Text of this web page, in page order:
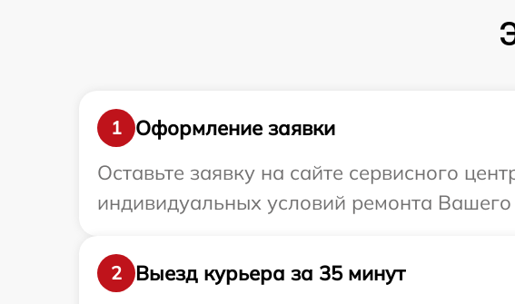
1
Оформление заявки
Оставьте заявку на сайте сервисного
индивидуальных условий ремонта Вашего
2
Выезд курьера за 35 минут